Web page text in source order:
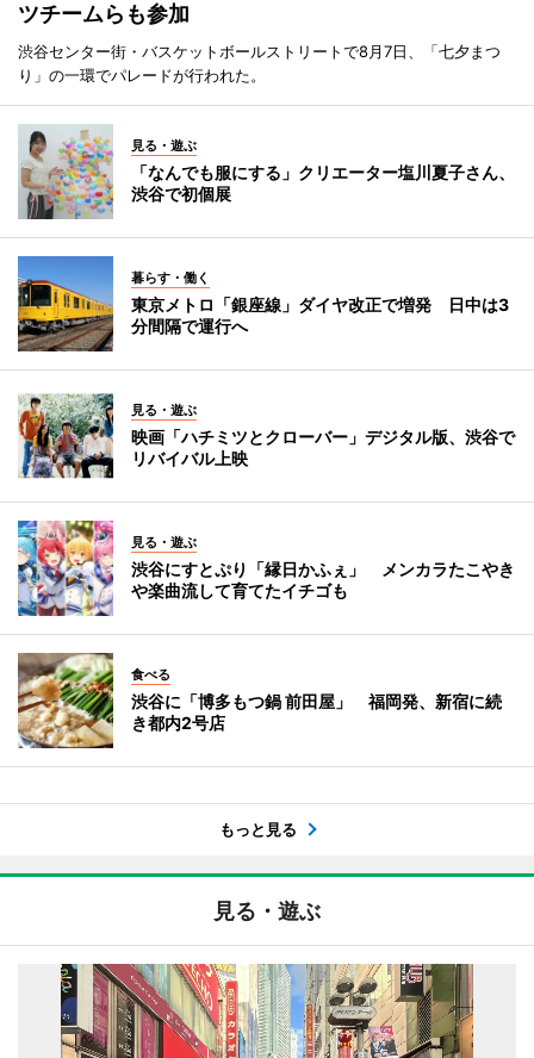
ツチームらも参加
渋谷センター街・バスケットボールストリートで8月7日、「七夕まつ
り」の一環でパレードが行われた。
見る・遊ぶ
「なんでも服にする」クリエーター塩川夏子さん、
渋谷で初個展
暮らす・働く
東京メトロ「銀座線」ダイヤ改正で増発 日中は3
分間隔で運行へ
見る・遊ぶ
映画「ハチミツとクローバー」デジタル版、渋谷で
リバイバル上映
見る・遊ぶ
渋谷にすとぷり「縁日かふぇ」 メンカラたこやき
や楽曲流して育てたイチゴも
食べる
渋谷に「博多もつ鍋 前田屋」 福岡発、新宿に続
き都内2号店
もっと見る
見る・遊ぶ